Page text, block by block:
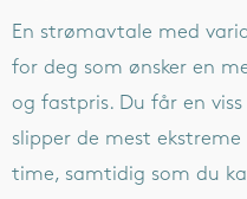
En strømavtale med
for deg som ønsker en
og fastpris. Du får en
slipper de mest
time, samtidig som du